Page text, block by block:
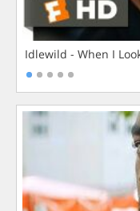
Idlewild - When I